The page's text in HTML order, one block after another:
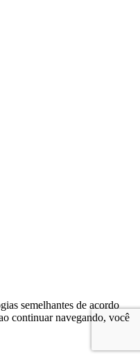
semelhantes de acordo
continuar navegando, você